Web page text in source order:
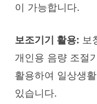
이 가능합니다.
보조기기 활용: 보
개인용 음량 조절
활용하여 일상생
있습니다.